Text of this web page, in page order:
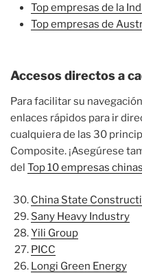
Top empresas de la
Top empresas de
Accesos directos a
Para facilitar su
enlaces rápidos para ir
cualquiera de las 30
Composite. ¡Asegúrese
del Top 10 empresas chinas
China State
Sany Heavy Industry
Yili Group
PICC
Longi Green Energy